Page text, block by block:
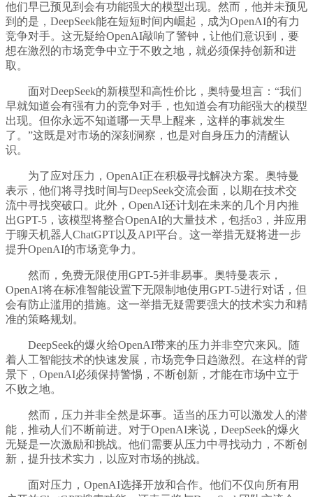
他们早已预见到会有功能强大的模型出现。然而，他并未预见
到的是，DeepSeek能在短短时间内崛起，成为OpenAI的有力
竞争对手。这无疑给OpenAI敲响了警钟，让他们意识到，要
想在激烈的市场竞争中立于不败之地，就必须保持创新和进
取。
面对DeepSeek的新模型和高性价比，奥特曼坦言：“我们
早就知道会有强有力的竞争对手，也知道会有功能强大的模型
出现。但你永远不知道哪一天早上醒来，这样的事就发生
了。”这既是对市场的深刻洞察，也是对自身压力的清醒认
识。
为了应对压力，OpenAI正在积极寻找解决方案。奥特曼
表示，他们将寻找时间与DeepSeek交流会面，以期在技术交
流中寻找突破口。此外，OpenAI还计划在未来的几个月内推
出GPT-5，该模型将整合OpenAI的大量技术，包括o3，并应用
于聊天机器人ChatGPT以及API平台。这一举措无疑将进一步
提升OpenAI的市场竞争力。
然而，免费无限使用GPT-5并非易事。奥特曼表示，
OpenAI将在标准智能设置下无限制地使用GPT-5进行对话，但
会有防止滥用的措施。这一举措无疑需要强大的技术实力和精
准的策略规划。
DeepSeek的爆火给OpenAI带来的压力并非空穴来风。随
着人工智能技术的快速发展，市场竞争日趋激烈。在这样的背
景下，OpenAI必须保持警惕，不断创新，才能在市场中立于
不败之地。
然而，压力并非全然是坏事。适当的压力可以激发人的潜
能，推动人们不断前进。对于OpenAI来说，DeepSeek的爆火
无疑是一次激励和挑战。他们需要从压力中寻找动力，不断创
新，提升技术实力，以应对市场的挑战。
面对压力，OpenAI选择开放和合作。他们不仅向所有用